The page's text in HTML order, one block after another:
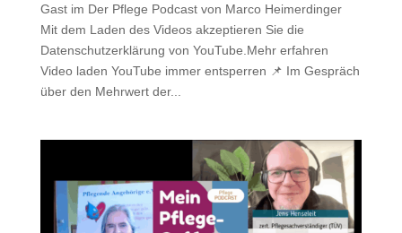
Gast im Der Pflege Podcast von Marco Heimerdinger
Mit dem Laden des Videos akzeptieren Sie die
Datenschutzerklärung von YouTube.Mehr erfahren
Video laden YouTube immer entsperren 📌 Im Gespräch
über den Mehrwert der...